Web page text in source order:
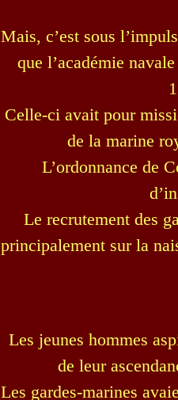
Mais, c’est sous
que l’académie
Celle-ci avait pour
de la marine
L’ordonnance de
Le recrutement des
principalement sur la
Les jeunes hommes
de leur
Les gardes-marines